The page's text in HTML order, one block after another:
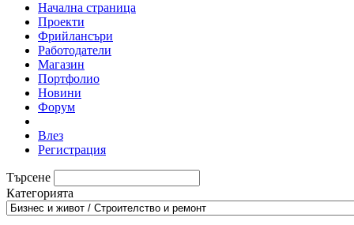
Начална страница
Проекти
Фрийлансъри
Работодатели
Магазин
Портфолио
Новини
Форум
Влез
Регистрация
Търсене
Категорията